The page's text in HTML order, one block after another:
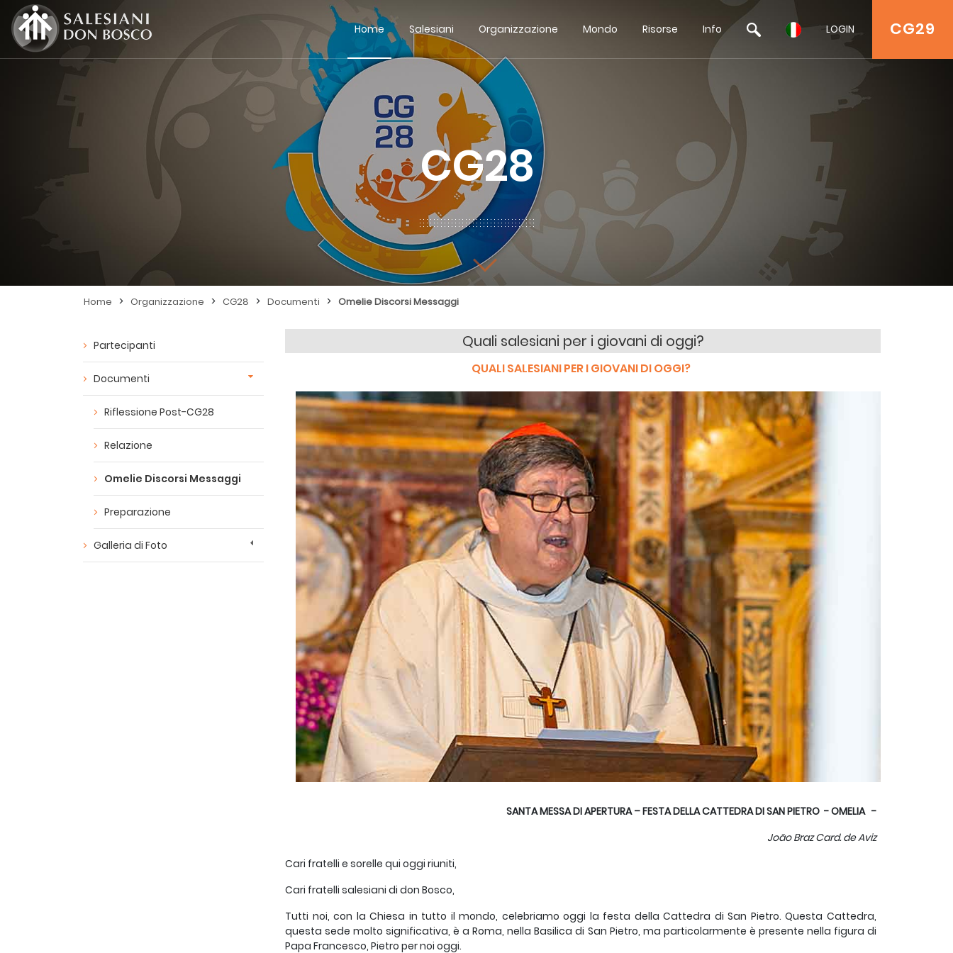
CG29
Home Salesiani Organizzazione Mondo Risorse Info LOGIN
CG28
Home > Organizzazione > CG28 > Documenti > Omelie Discorsi Messaggi
Partecipanti
Documenti
Riflessione Post-CG28
Relazione
Omelie Discorsi Messaggi
Preparazione
Galleria di Foto
Quali salesiani per i giovani di oggi?
QUALI SALESIANI PER I GIOVANI DI OGGI?
SANTA MESSA DI APERTURA – FESTA DELLA CATTEDRA DI SAN PIETRO - OMELIA -
João Braz Card. de Aviz
Cari fratelli e sorelle qui oggi riuniti,
Cari fratelli salesiani di don Bosco,
Tutti noi, con la Chiesa in tutto il mondo, celebriamo oggi la festa della Cattedra di San Pietro. Questa Cattedra,
questa sede molto significativa, è a Roma, nella Basilica di San Pietro, ma particolarmente è presente nella figura di
Papa Francesco, Pietro per noi oggi.